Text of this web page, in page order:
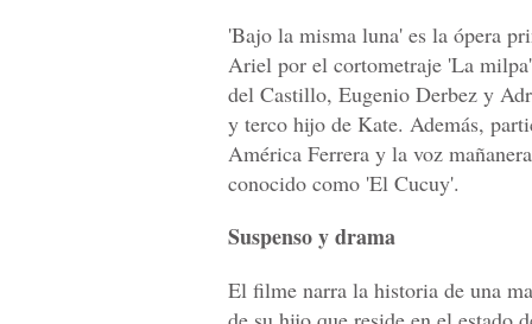
'Bajo la misma luna' es la ópera
Ariel por el cortometraje 'La
del Castillo, Eugenio Derbez y
y terco hijo de Kate. Además,
América Ferrera y la voz
conocido como 'El Cucuy'.
Suspenso y drama
El filme narra la historia de una